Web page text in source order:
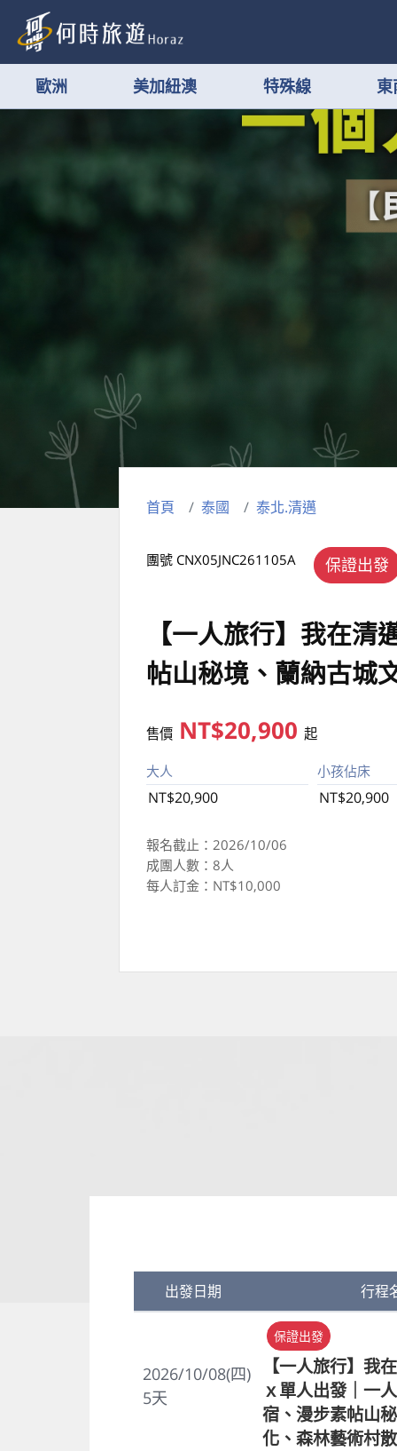
歐洲 美加紐澳 特殊線 東
首頁 泰國 泰北.清邁
保證出發
團號 CNX05JNC261105A
【一人旅行】我在
帖山秘境、蘭納古城
售價 NT$20,900起
大人
NT$20,900
小孩佔床
NT$20,900
報名截止：2026/10/06
成團人數：8人
每人訂金：NT$10,000
出發日期 行程
2026/10/08(四)
5天
保證出發
【一人旅行】我
ｘ單人出發｜一
宿、漫步素帖山
化、森林藝術村